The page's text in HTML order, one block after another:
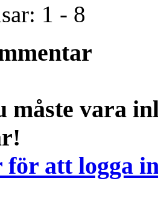
1 - 8
måste vara
att logga